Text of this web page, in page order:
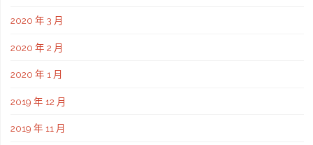
2020 年 3 月
2020 年 2 月
2020 年 1 月
2019 年 12 月
2019 年 11 月